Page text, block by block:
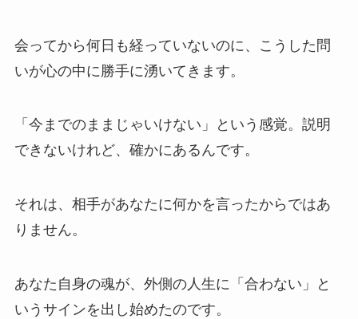
会ってから何日も経っていないのに、こうした問
いが心の中に勝手に湧いてきます。
「今までのままじゃいけない」という感覚。説明
できないけれど、確かにあるんです。
それは、相手があなたに何かを言ったからではあ
りません。
あなた自身の魂が、外側の人生に「合わない」と
いうサインを出し始めたのです。